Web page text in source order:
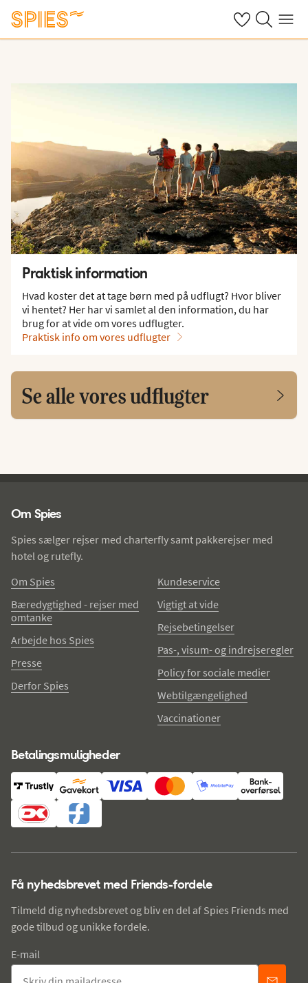
Se dine gemte
Søg påMenu
Praktisk information
Hvad koster det at tage børn med på udflugt? Hvor bliver
vi hentet? Her har vi samlet al den information, du har
brug for at vide om vores udflugter.
Praktisk info om vores udflugter
Se alle vores udflugter
Om Spies
Spies sælger rejser med charterfly samt pakkerejser med
hotel og rutefly.
Om Spies
Bæredygtighed - rejser med
omtanke
Arbejde hos Spies
Presse
Derfor Spies
Kundeservice
Vigtigt at vide
Rejsebetingelser
Pas-, visum- og indrejseregler
Policy for sociale medier
Webtilgængelighed
Vaccinationer
Betalingsmuligheder
Få nyhedsbrevet med Friends-fordele
Tilmeld dig nyhedsbrevet og bliv en del af Spies Friends med
gode tilbud og unikke fordele.
E-mail